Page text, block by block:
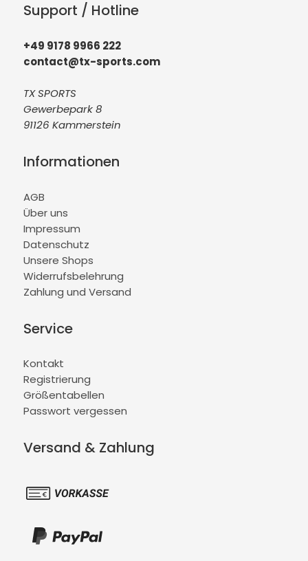
Support / Hotline
+49 9178 9966 222
contact@tx-sports.com
TX SPORTS
Gewerbepark 8
91126 Kammerstein
Informationen
AGB
Über uns
Impressum
Datenschutz
Unsere Shops
Widerrufsbelehrung
Zahlung und Versand
Service
Kontakt
Registrierung
Größentabellen
Passwort vergessen
Versand & Zahlung